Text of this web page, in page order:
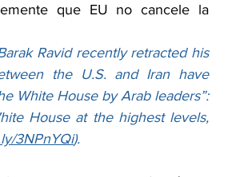
que EU no cancele la
Ravid recently retracted his
the U.S. and Iran have
White House by Arab leaders”:
House at the highest levels,
3NPnYQi).